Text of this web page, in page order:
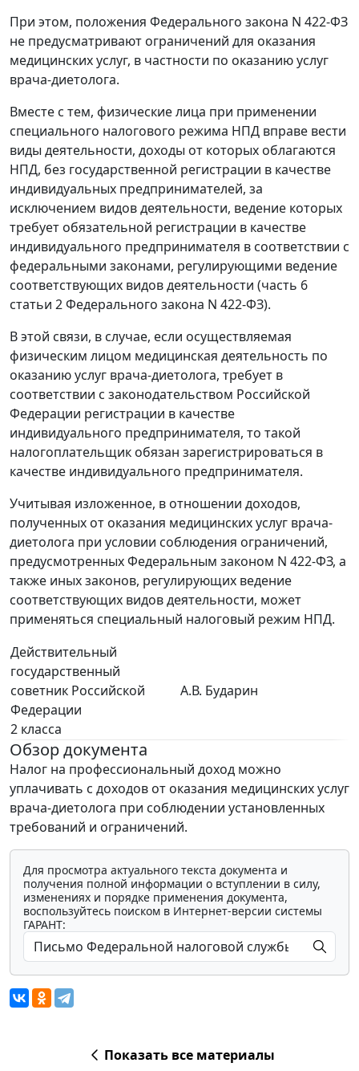
При этом, положения Федерального закона N 422-ФЗ
не предусматривают ограничений для оказания
медицинских услуг, в частности по оказанию услуг
врача-диетолога.
Вместе с тем, физические лица при применении
специального налогового режима НПД вправе вести
виды деятельности, доходы от которых облагаются
НПД, без государственной регистрации в качестве
индивидуальных предпринимателей, за
исключением видов деятельности, ведение которых
требует обязательной регистрации в качестве
индивидуального предпринимателя в соответствии с
федеральными законами, регулирующими ведение
соответствующих видов деятельности (часть 6
статьи 2 Федерального закона N 422-ФЗ).
В этой связи, в случае, если осуществляемая
физическим лицом медицинская деятельность по
оказанию услуг врача-диетолога, требует в
соответствии с законодательством Российской
Федерации регистрации в качестве
индивидуального предпринимателя, то такой
налогоплательщик обязан зарегистрироваться в
качестве индивидуального предпринимателя.
Учитывая изложенное, в отношении доходов,
полученных от оказания медицинских услуг врача-
диетолога при условии соблюдения ограничений,
предусмотренных Федеральным законом N 422-ФЗ, а
также иных законов, регулирующих ведение
соответствующих видов деятельности, может
применяться специальный налоговый режим НПД.
Действительный
государственный
советник Российской
Федерации
2 класса
А.В. Бударин
Обзор документа
Налог на профессиональный доход можно
уплачивать с доходов от оказания медицинских услуг
врача-диетолога при соблюдении установленных
требований и ограничений.
Для просмотра актуального текста документа и
получения полной информации о вступлении в силу,
изменениях и порядке применения документа,
воспользуйтесь поиском в Интернет-версии системы
ГАРАНТ:
Показать все материалы